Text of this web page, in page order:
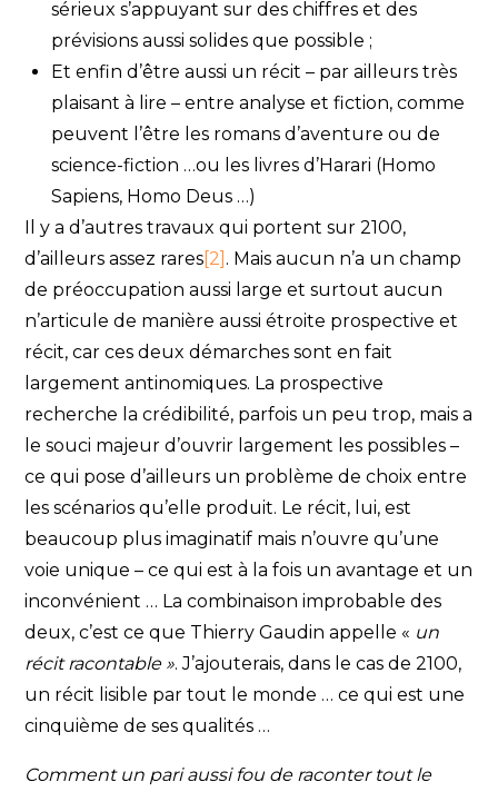
sérieux s’appuyant sur des chiffres et des
prévisions aussi solides que possible ;
Et enfin d’être aussi un récit – par ailleurs très
plaisant à lire – entre analyse et fiction, comme
peuvent l’être les romans d’aventure ou de
science-fiction …ou les livres d’Harari (Homo
Sapiens, Homo Deus …)
Il y a d’autres travaux qui portent sur 2100,
d’ailleurs assez rares[2] . Mais aucun n’a un champ
de préoccupation aussi large et surtout aucun
n’articule de manière aussi étroite prospective et
récit, car ces deux démarches sont en fait
largement antinomiques. La prospective
recherche la crédibilité, parfois un peu trop, mais a
le souci majeur d’ouvrir largement les possibles –
ce qui pose d’ailleurs un problème de choix entre
les scénarios qu’elle produit. Le récit, lui, est
beaucoup plus imaginatif mais n’ouvre qu’une
voie unique – ce qui est à la fois un avantage et un
inconvénient … La combinaison improbable des
deux, c’est ce que Thierry Gaudin appelle « un
récit racontable ». J’ajouterais, dans le cas de 2100,
un récit lisible par tout le monde … ce qui est une
cinquième de ses qualités …
Comment un pari aussi fou de raconter tout le